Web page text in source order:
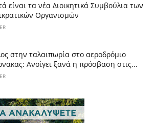
είναι τα νέα Διοικητικά Συμβούλια των
Οργανισμών
στην ταλαιπωρία στο αεροδρόμιο
Ανοίγει ξανά η πρόσβαση στις...